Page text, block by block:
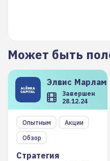
Может быть
Элвис
Завершен
28.12.24
Опытным
Акции
Обзор
Стратегия